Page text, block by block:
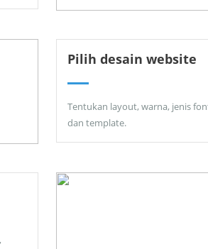
Pilih desain website
Tentukan layout, warna, jenis
dan template.